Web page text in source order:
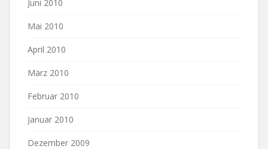
Juni 2010
Mai 2010
April 2010
März 2010
Februar 2010
Januar 2010
Dezember 2009